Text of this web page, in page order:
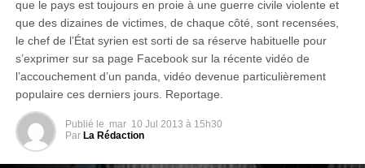
que le pays est toujours en proie à une guerre civile violente et
que des dizaines de victimes, de chaque côté, sont recensées,
le chef de l’État syrien est sorti de sa réserve habituelle pour
s’exprimer sur sa page Facebook sur la récente vidéo de
l’accouchement d’un panda, vidéo devenue particulièrement
populaire ces derniers jours. Reportage.
Publié le mar 10 Jul 2013 à 15h30
Par La Rédaction